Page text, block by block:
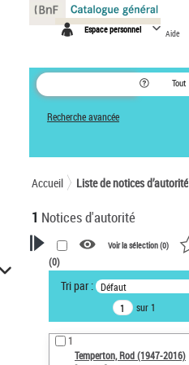
Espace personnel Aide
Tout
Recherche avancée
Accueil Liste de notices d’autorité
1 Notices d'autorité
VOTRE RECHERCHE
Recherche avancée dans les
notices d’autorité
Œuvres liées à l'auteur :
Temperton, Rod (1947-2016)
Voir la sélection (0)
(0)
Tri par : Défaut
sur 1
1
Temperton, Rod (1947-2016)
Panneau de gestion des cookies